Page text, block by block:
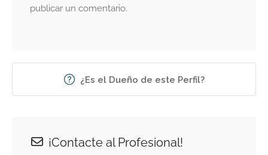
publicar un comentario.
¿Es el Dueño de este Perfil?
¡Contacte al Profesional!